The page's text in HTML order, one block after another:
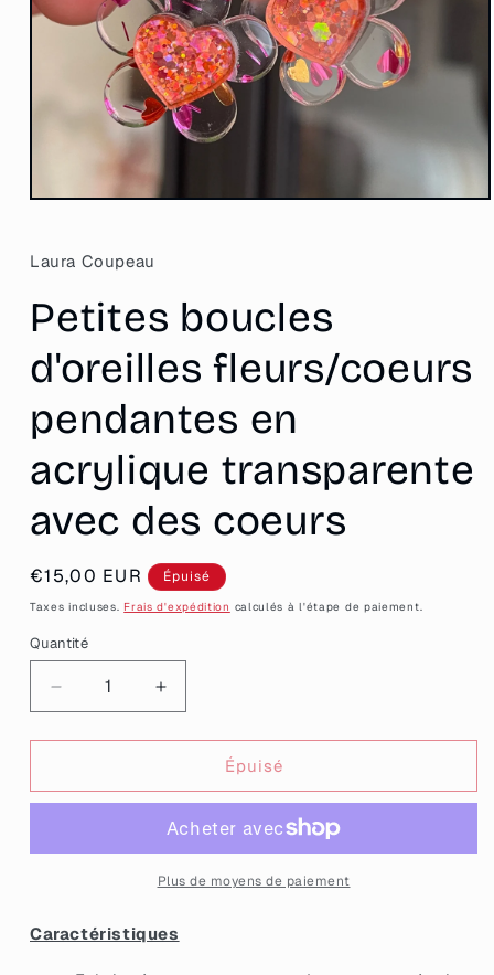
Ouvrir
1
dans
fenêtre
modale
Laura Coupeau
Petites boucles
d'oreilles fleurs/coeurs
pendantes en
acrylique transparente
avec des coeurs
Prix
habituel
€15,00 EUR Épuisé
Taxes incluses. Frais d'expédition calculés à l'étape de paiement.
Quantité
Quantité
Réduire
la
quantité
Petites
d&#39;oreilles
fleurs/coeurs
acrylique
Augmenter
la
quantité
Petites
d&#39;oreilles
fleurs/coeurs
pendantes
acrylique
Épuisé
Plus de moyens de paiement
Caractéristiques